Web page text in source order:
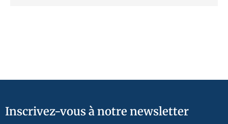
Inscrivez-vous à notre newsletter